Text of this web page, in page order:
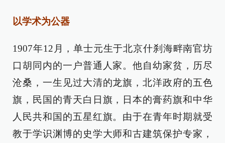
以学术为公器
1907年12月，单士元生于北京什刹海畔南官坊
口胡同内的一户普通人家。他自幼家贫，历尽
沧桑，一生见过大清的龙旗，北洋政府的五色
旗，民国的青天白日旗，日本的膏药旗和中华
人民共和国的五星红旗。由于在青年时期就受
教于学识渊博的史学大师和古建筑保护专家，